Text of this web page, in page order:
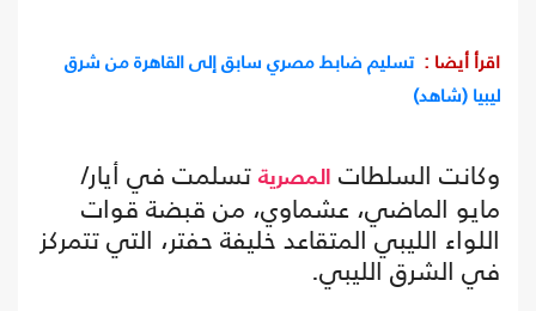
اقرأ أيضا :تسليم ضابط مصري سابق إلى القاهرة من شرق
ليبيا (شاهد)
وكانت السلطات المصرية تسلمت في أيار/
مايو الماضي، عشماوي، من قبضة قوات
اللواء الليبي المتقاعد خليفة حفتر، التي تتمركز
في الشرق الليبي.